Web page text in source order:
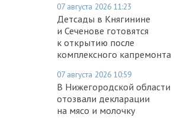
07 августа 2026 11:23
Детсады в Княгинине
и Сеченове готовятся
к открытию после
комплексного капремонта
07 августа 2026 10:59
В Нижегородской области
отозвали декларации
на мясо и молочку